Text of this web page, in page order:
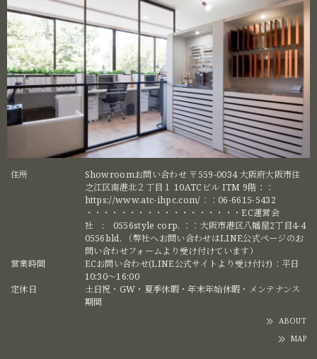
住所
Showroomお問い合わせ 〒559-0034 大阪府大阪市住
之江区南港北２丁目１ 10ATCビル ITM 9階：：
https://www.atc-ihpc.com/：：06-6615-5432
・・・・・・・・・・・・・・・・・・EC運営会
社 : 0556style corp. ：：大阪市港区八幡屋2丁目4-4
0556bld. （弊社へお問い合わせはLINE公式ページのお
問い合わせフォームより受け付けています）
営業時間
ECお問い合わせ(LINE公式サイトより受け付け)：平日
10:30〜16:00
定休日
土日祝・GW・夏季休暇・年末年始休暇・メンテナンス
期間
ABOUT
MAP